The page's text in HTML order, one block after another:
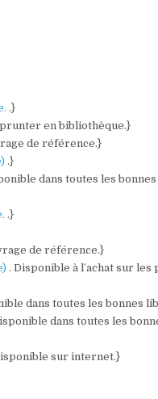
.}
en bibliothèque.}
de référence.}
.}
dans toutes les
.}
de référence.}
. Disponible à l’achat sur les
dans toutes les bonnes
dans toutes les
sur internet.}